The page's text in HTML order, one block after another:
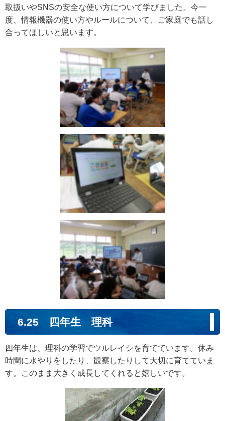
取扱いやSNSの安全な使い方について学びました。今一
度、情報機器の使い方やルールについて、ご家庭でも話し
合ってほしいと思います。
6.25 四年生 理科
四年生は、理科の学習でツルレイシを育てています。休み
時間に水やりをしたり、観察したりして大切に育てていま
す。このまま大きく成長してくれると嬉しいです。